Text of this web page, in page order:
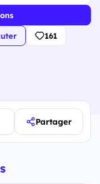
161
Partager